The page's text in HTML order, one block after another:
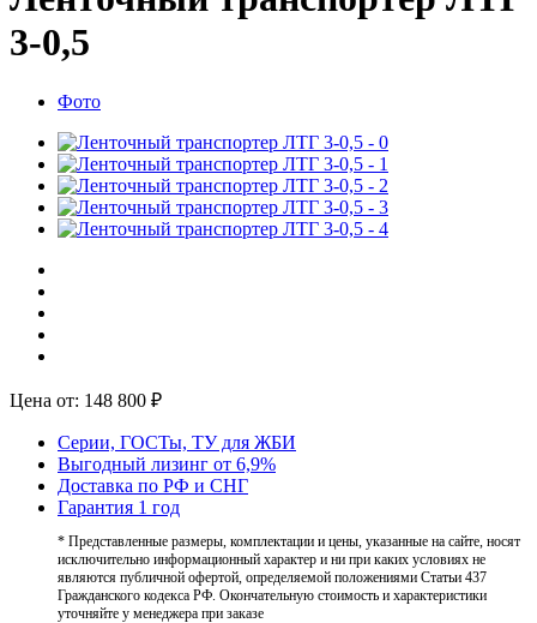
3-0,5
Фото
Цена от: 148 800 ₽
Серии, ГОСТы, ТУ для ЖБИ
Выгодный лизинг от 6,9%
Доставка по РФ и СНГ
Гарантия 1 год
* Представленные размеры, комплектации и цены, указанные на сайте, носят
исключительно информационный характер и ни при каких условиях не
являются публичной офертой, определяемой положениями Статьи 437
Гражданского кодекса РФ. Окончательную стоимость и характеристики
уточняйте у менеджера при заказе